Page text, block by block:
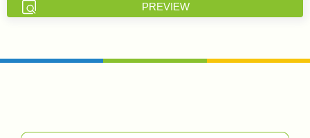
Directorios
PREVIEW